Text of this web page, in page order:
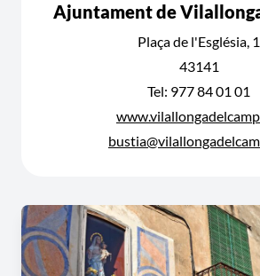
Ajuntament de
Plaça de l'Església, 1
43141
Tel: 977 84 01 01